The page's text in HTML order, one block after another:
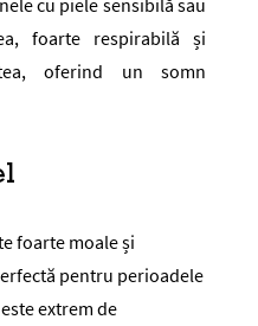
cu piele sensibilă sau
foarte respirabilă și
oferind un somn
foarte moale și
pentru perioadele
extrem de